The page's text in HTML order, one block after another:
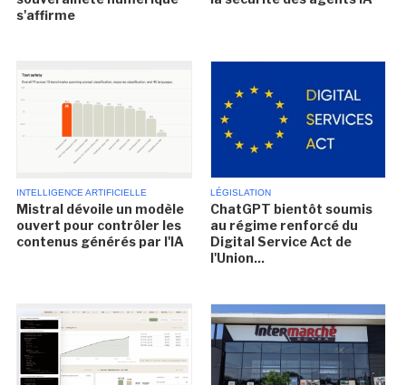
s'affirme
INTELLIGENCE ARTIFICIELLE
Mistral dévoile un modèle
ouvert pour contrôler les
contenus générés par l'IA
LÉGISLATION
ChatGPT bientôt soumis
au régime renforcé du
Digital Service Act de
l'Union...